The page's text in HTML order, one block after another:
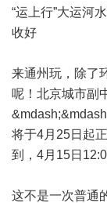
“运上行”大运河
收好
来通州玩，除了
呢！北京城市副
将于4月25日起
到，4月15日
这不是一次普通